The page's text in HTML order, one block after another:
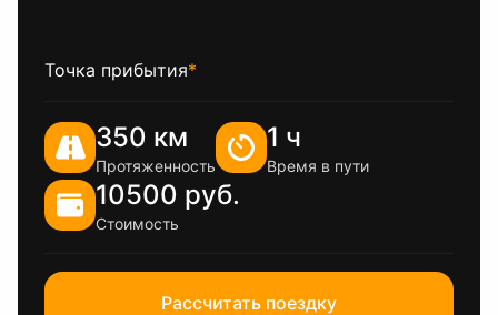
Точка прибытия*
350 км
Протяженность
1 ч
Время в пути
10500 руб.
Стоимость
Рассчитать поездку